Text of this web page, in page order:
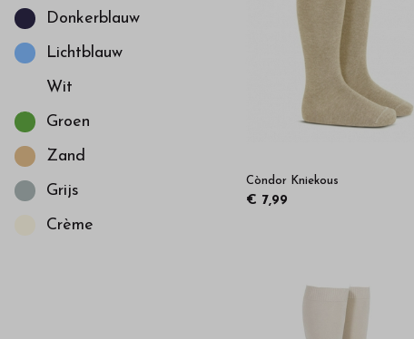
Donkerblauw
Lichtblauw
Wit
Groen
Zand
Grijs
Crème
Còndor Kniekous
€ 7,99